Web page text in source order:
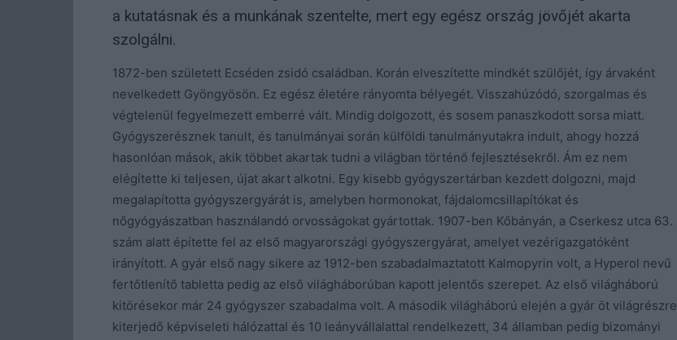
a kutatásnak és a munkának szentelte, mert egy egész ország jövőjét akarta
szolgálni.
1872-ben született Ecséden zsidó családban. Korán elveszítette mindkét szülőjét, így árvaként
nevelkedett Gyöngyösön. Ez egész életére rányomta bélyegét. Visszahúzódó, szorgalmas és
végtelenül fegyelmezett emberré vált. Mindig dolgozott, és sosem panaszkodott sorsa miatt.
Gyógyszerésznek tanult, és tanulmányai során külföldi tanulmányutakra indult, ahogy hozzá
hasonlóan mások, akik többet akartak tudni a világban történő fejlesztésekről. Ám ez nem
elégítette ki teljesen, újat akart alkotni. Egy kisebb gyógyszertárban kezdett dolgozni, majd
megalapította gyógyszergyárát is, amelyben hormonokat, fájdalomcsillapítókat és
nőgyógyászatban használandó orvosságokat gyártottak. 1907-ben Kőbányán, a Cserkesz utca 63.
szám alatt építette fel az első magyarországi gyógyszergyárat, amelyet vezérigazgatóként
irányított. A gyár első nagy sikere az 1912-ben szabadalmaztatott Kalmopyrin volt, a Hyperol nevű
fertőtlenítő tabletta pedig az első világháborúban kapott jelentős szerepet. Az első világháború
kitörésekor már 24 gyógyszer szabadalma volt. A második világháború elején a gyár öt világrészre
kiterjedő képviseleti hálózattal és 10 leányvállalattal rendelkezett, 34 államban pedig bizományi